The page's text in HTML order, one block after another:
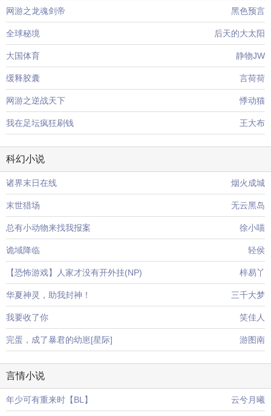
网游之龙魂剑帝 黑色预言
全球秘境 后天的大太阳
大国体育 静物JW
缓释胶囊 言荷荷
网游之逆战天下 悸动猫
我在足坛疯狂刷钱 王大布
科幻小说
诸界末日在线 烟火成城
末世猎场 无云黑岛
总有小动物来找我报案 徐小喵
诡域降临 轻侯
【恐怖游戏】人家才没有开外挂(NP) 梓易丫
华夏神灵，助我封神！ 三千大梦
我要收了你 笑佳人
完蛋，成了暴君的幼崽[星际] 游图南
言情小说
年少可有重来时【BL】 云兮月曦